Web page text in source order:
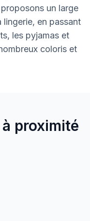
un large
lingerie, en passant
les pyjamas et
coloris et
proximité